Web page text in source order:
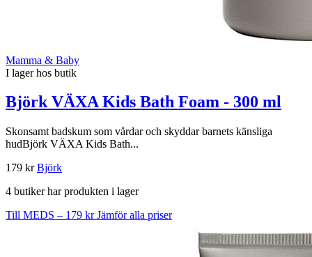
Mamma & Baby
I lager hos butik
Björk VÄXA Kids Bath Foam - 300 ml
Skonsamt badskum som vårdar och skyddar barnets känsliga
hudBjörk VÄXA Kids Bath...
179 krBjörk
4 butiker har produkten i lager
Till MEDS – 179 krJämför alla priser